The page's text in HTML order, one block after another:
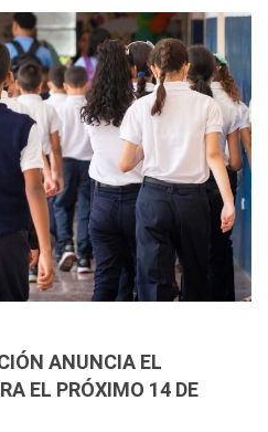
ANUNCIA EL
EL PRÓXIMO 14 DE